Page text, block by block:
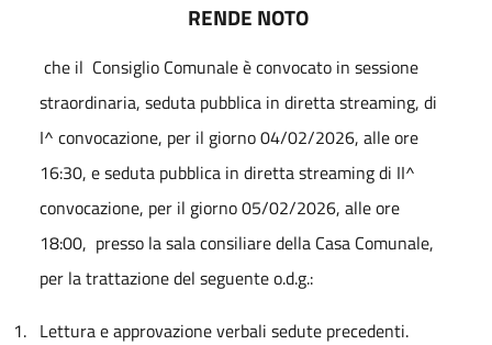
RENDE NOTO
che il Consiglio Comunale è convocato in sessione
straordinaria, seduta pubblica in diretta streaming, di
I^ convocazione, per il giorno 04/02/2026, alle ore
16:30, e seduta pubblica in diretta streaming di II^
convocazione, per il giorno 05/02/2026, alle ore
18:00, presso la sala consiliare della Casa Comunale,
per la trattazione del seguente o.d.g.:
1. Lettura e approvazione verbali sedute precedenti.